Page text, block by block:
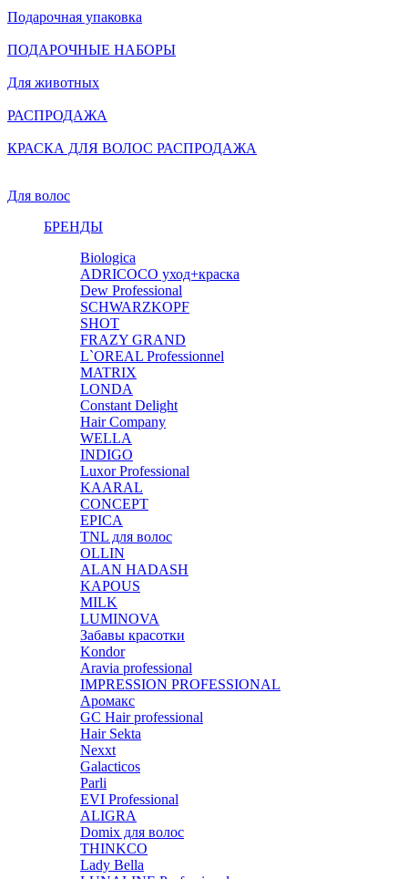
Подарочная упаковка
ПОДАРОЧНЫЕ НАБОРЫ
Для животных
РАСПРОДАЖА
КРАСКА ДЛЯ ВОЛОС РАСПРОДАЖА
Для волос
БРЕНДЫ
Biologica
ADRICOCO уход+краска
Dew Professional
SCHWARZKOPF
SHOT
FRAZY GRAND
L`OREAL Professionnel
MATRIX
LONDA
Constant Delight
Hair Company
WELLA
INDIGO
Luxor Professional
KAARAL
CONCEPT
EPICA
TNL для волос
OLLIN
ALAN HADASH
KAPOUS
MILK
LUMINOVA
Забавы красотки
Kondor
Aravia professional
IMPRESSION PROFESSIONAL
Аромакс
GC Hair professional
Hair Sekta
Nexxt
Galacticos
Parli
EVI Professional
ALIGRA
Domix для волос
THINKCO
Lady Bella